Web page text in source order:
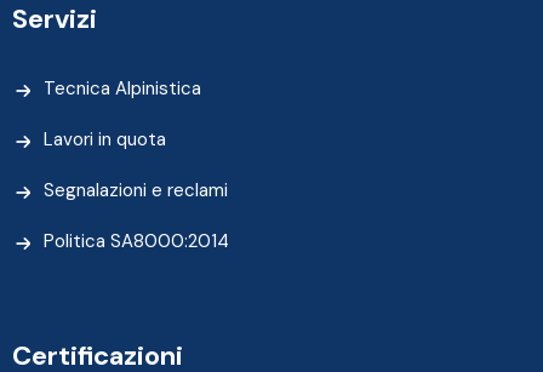
Servizi
Tecnica Alpinistica
Lavori in quota
Segnalazioni e reclami
Politica SA8000:2014
Certificazioni